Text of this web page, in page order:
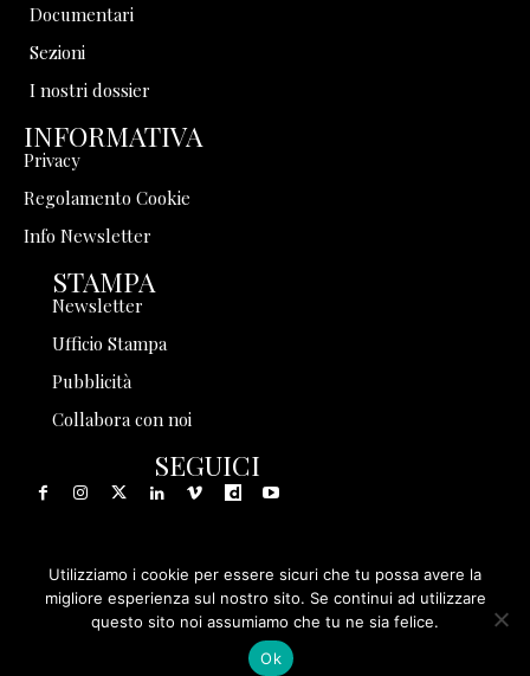
Documentari
Sezioni
I nostri dossier
INFORMATIVA
Privacy
Regolamento Cookie
Info Newsletter
STAMPA
Newsletter
Ufficio Stampa
Pubblicità
Collabora con noi
SEGUICI
© 1999 - 2025 Storia in Rete Srl - Tutti i diritti riservati - P.
IVA 08570971005
Utilizziamo i cookie per essere sicuri che tu possa avere la
migliore esperienza sul nostro sito. Se continui ad utilizzare
questo sito noi assumiamo che tu ne sia felice.
Ok